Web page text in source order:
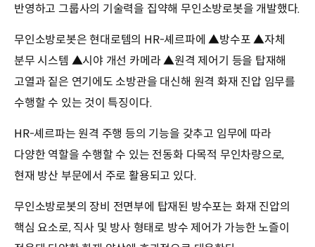
반영하고 그룹사의 기술력을 집약해 무인소방로봇을 개발했다.
무인소방로봇은 현대로템의 HR-셰르파에 ▲방수포 ▲자체
분무 시스템 ▲시야 개선 카메라 ▲원격 제어기 등을 탑재해
고열과 짙은 연기에도 소방관을 대신해 원격 화재 진압 임무를
수행할 수 있는 것이 특징이다.
HR-셰르파는 원격 주행 등의 기능을 갖추고 임무에 따라
다양한 역할을 수행할 수 있는 전동화 다목적 무인차량으로,
현재 방산 부문에서 주로 활용되고 있다.
무인소방로봇의 장비 전면부에 탑재된 방수포는 화재 진압의
핵심 요소로, 직사 및 방사 형태로 방수 제어가 가능한 노즐이